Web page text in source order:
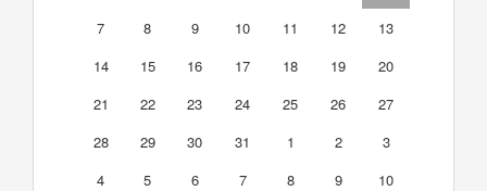
7
8 9 10 11 12
13
14
15 16 17 18 19
20
21
22 23 24 25 26
27
28
29 30 31 1 2
3
4
5 6 7 8 9 10